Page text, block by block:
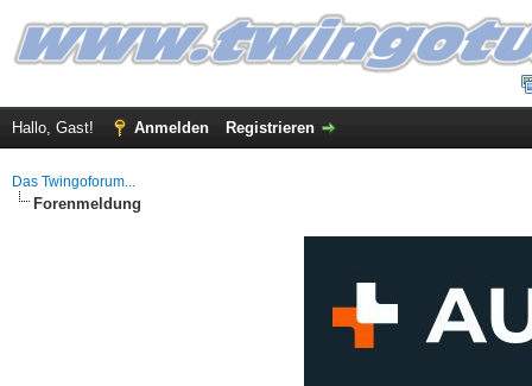
Hallo, Gast! Anmelden Registrieren
Das Twingoforum...
Forenmeldung